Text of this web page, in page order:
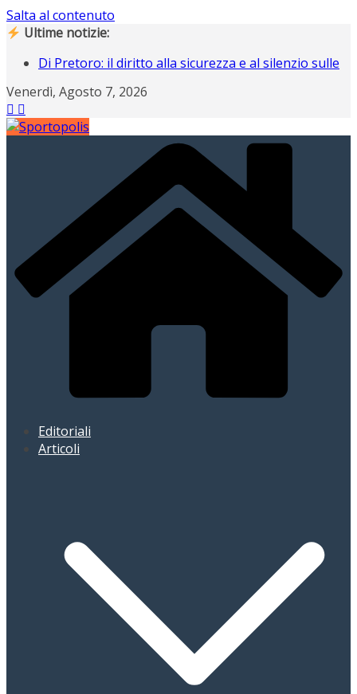
Salta al contenuto
Ultime notizie:
Di Pretoro: il diritto alla sicurezza e al silenzio sulle
Operazione Nostalgia, Gianluigi Buffon scende in
campo ad Ancona
Operazione Nostalgia svela i protagonisti del
Campiani italiani 3D di Schilpario: assegnati i
tricolori individuali e a squadre
Gli italiani al Tour: CLASSIFICA FINALE, a Davide
Piganzoli la maglia gialla “italiana”
Venerdì, Agosto 7, 2026
Editoriali
Articoli